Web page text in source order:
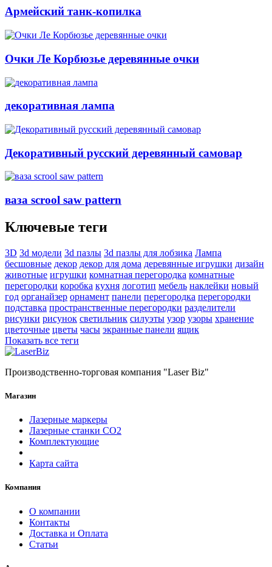
Армейский танк-копилка
Очки Ле Корбюзье деревянные очки
декоративная лампа
Декоративный русский деревянный самовар
ваза scrool saw pattern
Ключевые теги
3D 3d модели 3d пазлы 3d пазлы для лобзика Лампа
бесшовные декор декор для дома деревянные игрушки дизайн
животные игрушки комнатная перегородка комнатные
перегородки коробка кухня логотип мебель наклейки новый
год органайзер орнамент панели перегородка перегородки
подставка пространственные перегородки разделители
рисунки рисунок светильник силуэты узор узоры хранение
цветочные цветы часы экранные панели ящик
Показать все теги
Производственно-торговая компания "Laser Biz"
Магазин
Лазерные маркеры
Лазерные станки СО2
Комплектующие
Карта сайта
Компания
О компании
Контакты
Доставка и Оплата
Статьи